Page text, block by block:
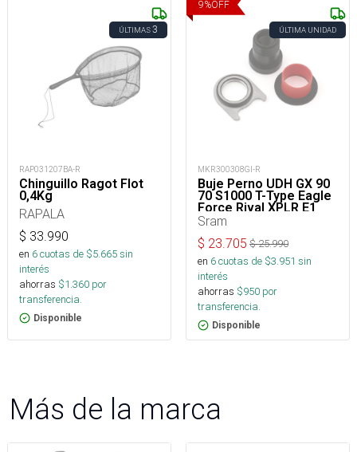
ÚLTIMAS3
RAP031207BA-R
Chinguillo Ragot Flot
0,4Kg
RAPALA
$ 33.990
en 6cuotas de $5.665sin
interés
ahorras $1.360 por
transferencia.
Disponible
9%OFF
ÚLTIMA UNIDAD
MKR300308GI-R
Buje Perno UDH GX 90
70 S1000 T-Type Eagle
Force Rival XPLR E1
Sram
$ 23.705 $25.990
en 6cuotas de $3.951 sin
interés
ahorras $950 por
transferencia.
Disponible
Más de la marca